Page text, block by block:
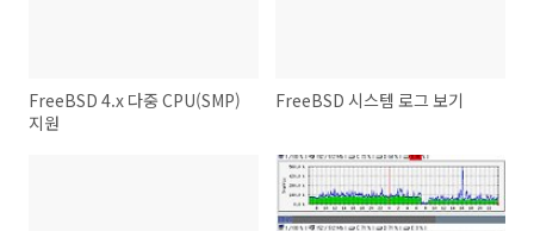
FreeBSD 4.x 다중 CPU(SMP)
지원
FreeBSD 시스템 로그 보기